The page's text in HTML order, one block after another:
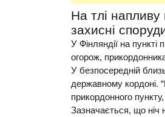
На тлі напливу
захисні
У Фінляндії на
огорож,
У безпосередній
державному кордоні.
прикордонного
Зазначається, що ніч